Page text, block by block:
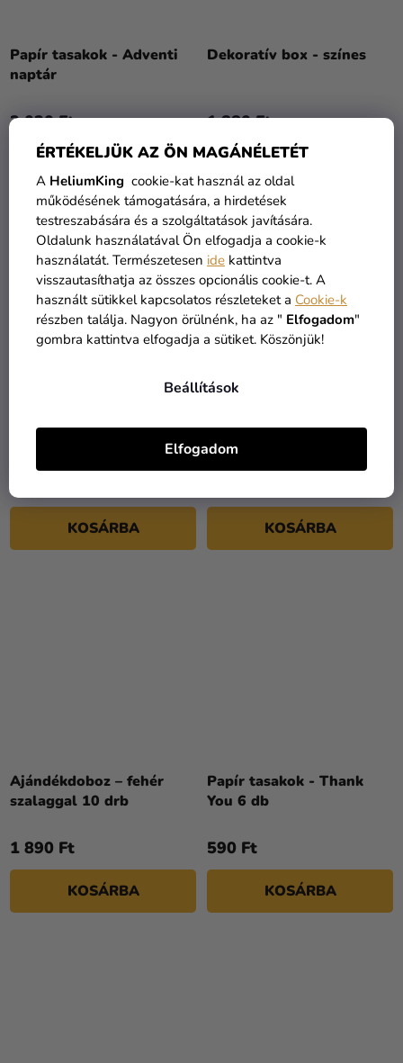
ÉRTÉKELJÜK AZ ÖN MAGÁNÉLETÉT
A HeliumKing cookie-kat használ az oldal
működésének támogatására, a hirdetések
testreszabására és a szolgáltatások javítására.
Oldalunk használatával Ön elfogadja a cookie-k
használatát. Természetesen ide kattintva
visszautasíthatja az összes opcionális cookie-t. A
használt sütikkel kapcsolatos részleteket a Cookie-k
részben találja. Nagyon örülnénk, ha az " Elfogadom"
gombra kattintva elfogadja a sütiket. Köszönjük!
Beállítások
Elfogadom
Papír tasakok - Adventi
naptár
3 020 Ft
KOSÁRBA
Dekoratív box - színes
1 880 Ft
KOSÁRBA
KOSÁRBA
kiwi
KOSÁRBA
Ajándékdoboz – fehér
szalaggal 10 drb
1 890 Ft
KOSÁRBA
Papír tasakok - Thank
You 6 db
590 Ft
KOSÁRBA